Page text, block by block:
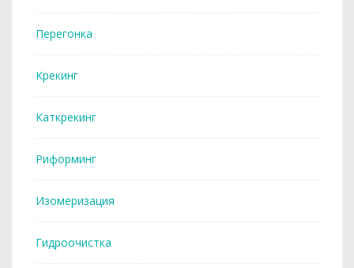
Перегонка
Крекинг
Каткрекинг
Риформинг
Изомеризация
Гидроочистка